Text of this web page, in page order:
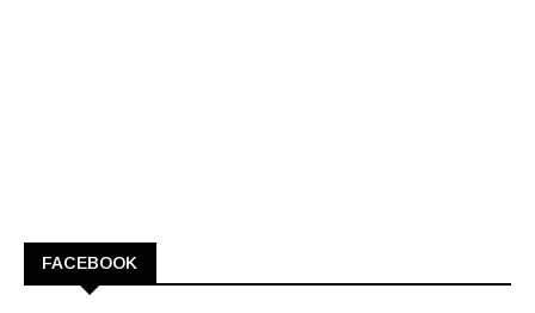
FACEBOOK